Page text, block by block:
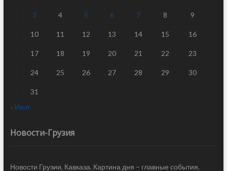
3 4 5 6 7 8 9
10 11 12 13 14 15 16
17 18 19 20 21 22 23
24 25 26 27 28 29 30
31
« Июл
Новости-Грузия
Новости Грузии, Кавказа. Картина дня – главные события,